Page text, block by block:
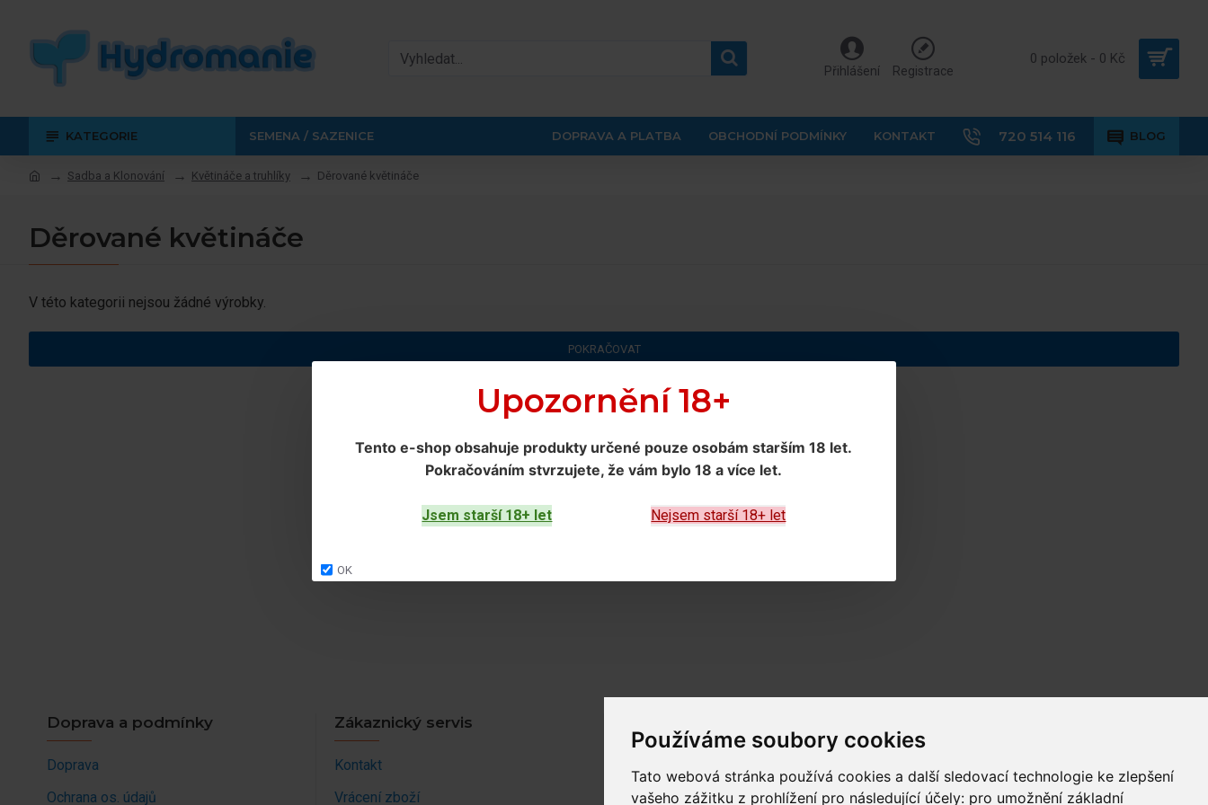
Používáme soubory cookies
Tato webová stránka používá cookies a další sledovací technologie ke zlepšení
vašeho zážitku z prohlížení pro následující účely: pro umožnění základní
Upozornění 18+
Tento e-shop obsahuje produkty určené pouze osobám starším 18 let.
Pokračovánímstvrzujete, že vám bylo 18 a více let.
Jsem starší 18+ let Nejsem starší 18+ let
OK
Přihlášení Registrace
0 položek - 0 Kč
KATEGORIE SEMENA / SAZENICE DOPRAVA A PLATBA OBCHODNÍ PODMÍNKY KONTAKT 720 514 116 BLOG
Sadba a Klonování Květináče a truhlíky Děrované květináče
Děrované květináče
V této kategorii nejsou žádné výrobky.
POKRAČOVAT
Doprava a podmínky
Doprava
Ochrana os. údajů
Zákaznický servis
Kontakt
Vrácení zboží
Objednávky